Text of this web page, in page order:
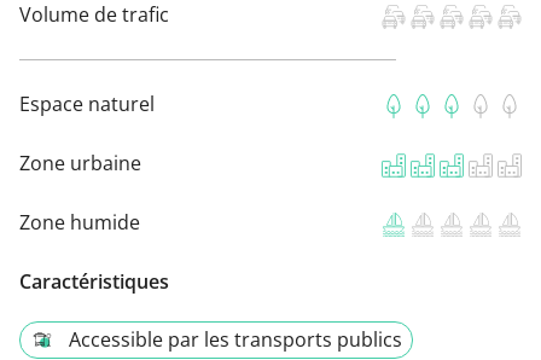
Volume de trafic
Espace naturel
Zone urbaine
Zone humide
Caractéristiques
Accessible par les transports publics